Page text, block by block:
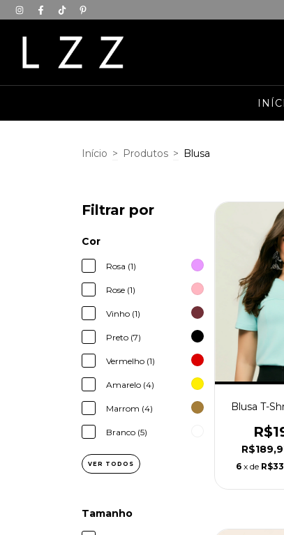
Início > Produtos > Blusa
Filtrar por
Cor
Rosa (1)
Rose (1)
Vinho (1)
Preto (7)
Vermelho (1)
Amarelo (4)
Marrom (4)
Branco (5)
VER TODOS
Tamanho
Blusa T-
6 x de